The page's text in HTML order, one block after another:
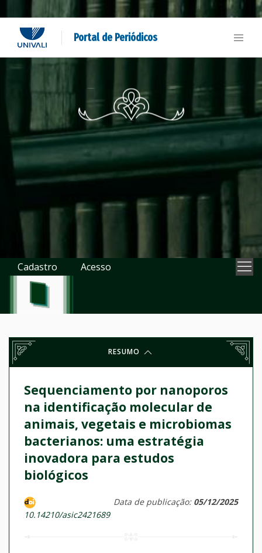
Portal de Periódicos
Cadastro Acesso
RESUMO
Sequenciamento por nanoporos
na identificação molecular de
animais, vegetais e microbiomas
bacterianos: uma estratégia
inovadora para estudos
biológicos
10.14210/asic2421689
Data de publicação: 05/12/2025